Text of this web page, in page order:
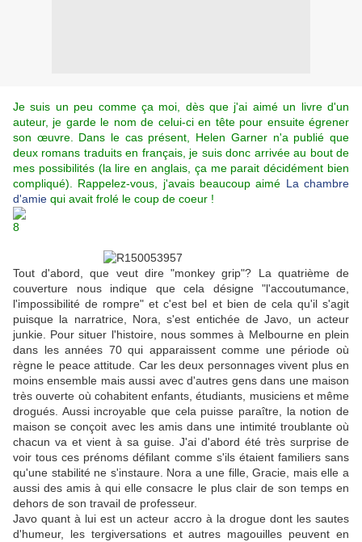
Je suis un peu comme ça moi, dès que j'ai aimé un livre d'un
auteur, je garde le nom de celui-ci en tête pour ensuite égrener
son œuvre. Dans le cas présent, Helen Garner n'a publié que
deux romans traduits en français, je suis donc arrivée au bout de
mes possibilités (la lire en anglais, ça me parait décidément bien
compliqué). Rappelez-vous, j'avais beaucoup aimé La chambre
d'amie qui avait frolé le coup de coeur !
Tout d'abord, que veut dire "monkey grip"? La quatrième de
couverture nous indique que cela désigne "l'accoutumance,
l'impossibilité de rompre" et c'est bel et bien de cela qu'il s'agit
puisque la narratrice, Nora, s'est entichée de Javo, un acteur
junkie. Pour situer l'histoire, nous sommes à Melbourne en plein
dans les années 70 qui apparaissent comme une période où
règne le peace attitude. Car les deux personnages vivent plus en
moins ensemble mais aussi avec d'autres gens dans une maison
très ouverte où cohabitent enfants, étudiants, musiciens et même
drogués. Aussi incroyable que cela puisse paraître, la notion de
maison se conçoit avec les amis dans une intimité troublante où
chacun va et vient à sa guise. J'ai d'abord été très surprise de
voir tous ces prénoms défilant comme s'ils étaient familiers sans
qu'une stabilité ne s'instaure. Nora a une fille, Gracie, mais elle a
aussi des amis à qui elle consacre le plus clair de son temps en
dehors de son travail de professeur.
Javo quant à lui est un acteur accro à la drogue dont les sautes
d'humeur, les tergiversations et autres magouilles peuvent en